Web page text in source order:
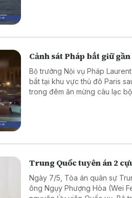
Cảnh sát Pháp bắt giữ
Bộ trưởng Nội vụ Pháp
bắt tại khu vực thủ đô Paris
trong đêm ăn mừng câu lạc
Trung Quốc tuyên án 2
Ngày 7/5, Tòa án quân sự
ông Ngụy Phượng Hòa (Wei